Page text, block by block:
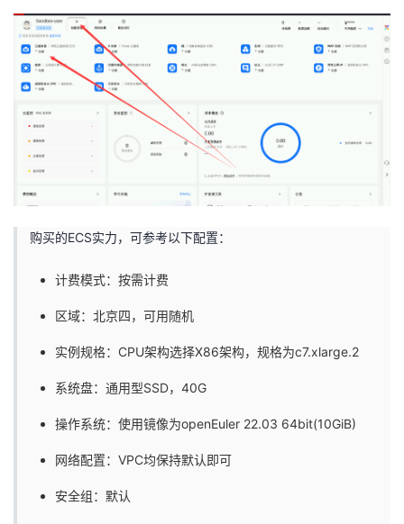
购买的ECS实力，可参考以下配置：
计费模式：按需计费
区域：北京四，可用随机
实例规格：CPU架构选择X86架构，规格为c7.xlarge.2
系统盘：通用型SSD，40G
操作系统：使用镜像为openEuler 22.03 64bit(10GiB)
网络配置：VPC均保持默认即可
安全组：默认